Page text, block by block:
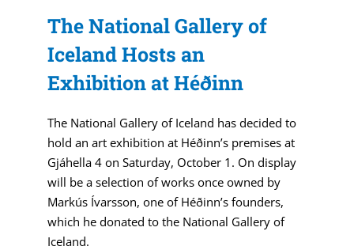
The National Gallery of
Iceland Hosts an
Exhibition at Héðinn
The National Gallery of Iceland has decided to
hold an art exhibition at Héðinn’s premises at
Gjáhella 4 on Saturday, October 1. On display
will be a selection of works once owned by
Markús Ívarsson, one of Héðinn’s founders,
which he donated to the National Gallery of
Iceland.